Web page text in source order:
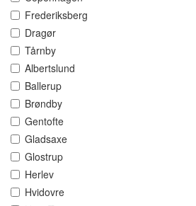
Frederiksberg
Dragør
Tårnby
Albertslund
Ballerup
Brøndby
Gentofte
Gladsaxe
Glostrup
Herlev
Hvidovre